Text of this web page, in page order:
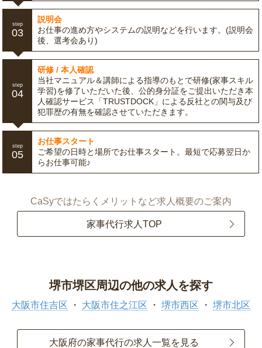
step
03
説明会
お仕事の進め方やシステムの説明などを行います。(説明会
後、選考会あり)
step
04
研修 / 本人確認
当社マニュアル＆講師による指導のもとで研修(家事スキル
学習)を修了いただいた後、公的身分証をご提出いただき本
人確認サービス「TRUSTDOCK」による反社との関与及び
犯罪歴の有無を確認させていただきます。
step
05
お仕事スタート
ご希望の日時と場所でお仕事スタート。最短で応募翌日か
らお仕事可能♪
CaSyではたらくメリットなど求人概要のご案内
家事代行求人TOP
堺市堺区周辺の他の求人を探す
大阪市住吉区 大阪市住之江区 堺市西区 堺市北区
大阪府の家事代行の求人一覧を見る